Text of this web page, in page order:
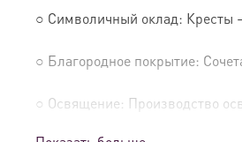
○ Символичный оклад: Кресты
○ Благородное покрытие:
○ Освящение: Производство